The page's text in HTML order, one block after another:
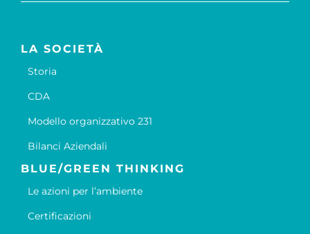
LA SOCIETÀ
Storia
CDA
Modello organizzativo 231
Bilanci Aziendali
BLUE/GREEN THINKING
Le azioni per l’ambiente
Certificazioni